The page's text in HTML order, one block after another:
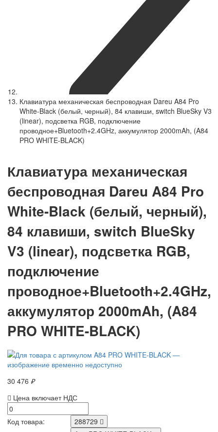
Клавиатура механическая беспроводная Dareu A84 Pro
White-Black (белый, черный), 84 клавиши, switch BlueSky V3
(linear), подсветка RGB, подключение
проводное+Bluetooth+2.4GHz, аккумулятор 2000mAh, (A84
PRO WHITE-BLACK)
Клавиатура механическая
беспроводная Dareu A84 Pro
White-Black (белый, черный),
84 клавиши, switch BlueSky
V3 (linear), подсветка RGB,
подключение
проводное+Bluetooth+2.4GHz,
аккумулятор 2000mAh, (A84
PRO WHITE-BLACK)
30 476 ₽
Цена включает НДС
Код товара:
288729